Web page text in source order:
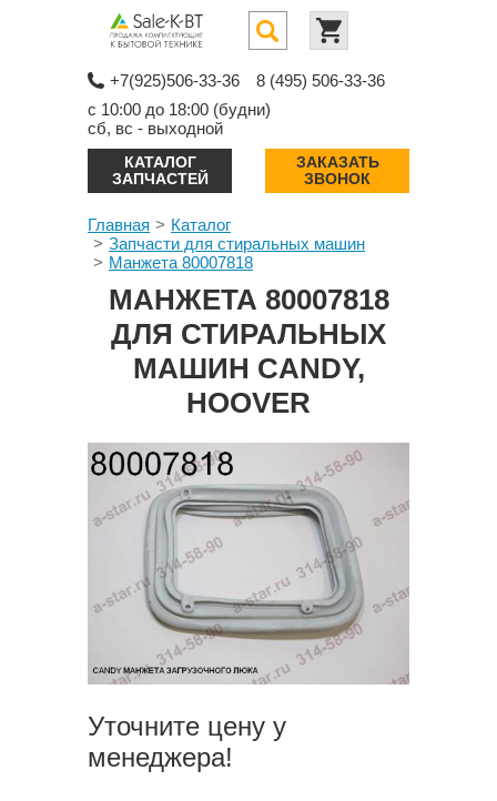
+7(925)506-33-36
8 (495) 506-33-36
с 10:00 до 18:00 (будни)
сб, вс - выходной
КАТАЛОГ
ЗАПЧАСТЕЙ
ЗАКАЗАТЬ
ЗВОНОК
Главная
Каталог
Запчасти для стиральных машин
Манжета 80007818
МАНЖЕТА 80007818
ДЛЯ СТИРАЛЬНЫХ
МАШИН CANDY,
HOOVER
Уточните цену у
менеджера!